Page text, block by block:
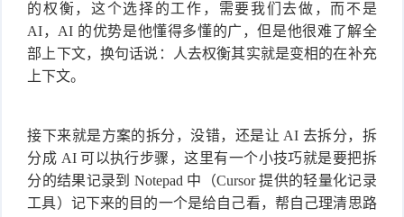
的权衡，这个选择的工作，需要我们去做，而不是
AI，AI 的优势是他懂得多懂的广，但是他很难了解全
部上下文，换句话说：人去权衡其实就是变相的在补充
上下文。
接下来就是方案的拆分，没错，还是让 AI 去拆分，拆
分成 AI 可以执行步骤，这里有一个小技巧就是要把拆
分的结果记录到 Notepad 中（Cursor 提供的轻量化记录
工具）记下来的目的一个是给自己看，帮自己理清思路